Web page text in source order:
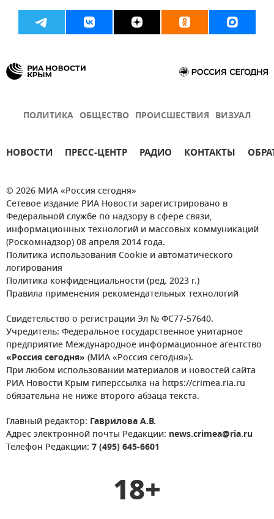
ПОЛИТИКА ОБЩЕСТВО ПРОИСШЕСТВИЯ ВИЗУАЛ
НОВОСТИ ПРЕСС-ЦЕНТР РАДИО КОНТАКТЫ
© 2026 МИА «Россия сегодня»
Сетевое издание РИА Новости зарегистрировано в
Федеральной службе по надзору в сфере связи,
информационных технологий и массовых коммуникаций
(Роскомнадзор) 08 апреля 2014 года.
Политика использования Cookie и автоматического
логирования
Политика конфиденциальности (ред. 2023 г.)
Правила применения рекомендательных технологий
Свидетельство о регистрации Эл № ФС77-57640.
Учредитель: Федеральное государственное унитарное
предприятие Международное информационное агентство
«Россия сегодня» (МИА «Россия сегодня»).
При любом использовании материалов и новостей сайта
РИА Новости Крым гиперссылка на https://crimea.ria.ru
обязательна не ниже второго абзаца текста.
Главный редактор: Гаврилова А.В.
Адрес электронной почты Редакции: news.crimea@ria.ru
Телефон Редакции: 7 (495) 645-6601
18+